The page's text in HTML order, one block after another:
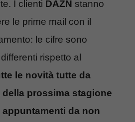
I clienti DAZN stanno
le prime mail con il
le cifre sono
rispetto al
le novità tutte da
prossima stagione
da non